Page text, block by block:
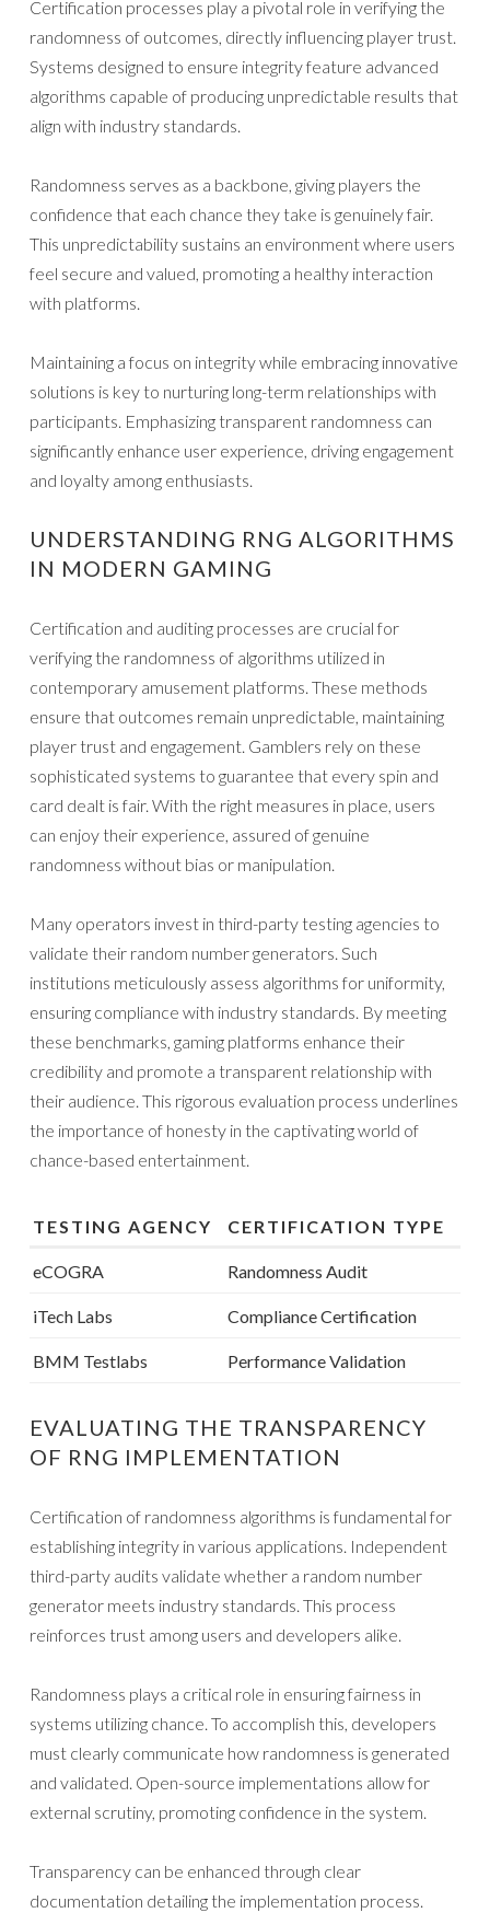
Certification processes play a pivotal role in verifying the
randomness of outcomes, directly influencing player trust.
Systems designed to ensure integrity feature advanced
algorithms capable of producing unpredictable results that
align with industry standards.
Randomness serves as a backbone, giving players the
confidence that each chance they take is genuinely fair.
This unpredictability sustains an environment where users
feel secure and valued, promoting a healthy interaction
with platforms.
Maintaining a focus on integrity while embracing innovative
solutions is key to nurturing long-term relationships with
participants. Emphasizing transparent randomness can
significantly enhance user experience, driving engagement
and loyalty among enthusiasts.
UNDERSTANDING RNG ALGORITHMS
IN MODERN GAMING
Certification and auditing processes are crucial for
verifying the randomness of algorithms utilized in
contemporary amusement platforms. These methods
ensure that outcomes remain unpredictable, maintaining
player trust and engagement. Gamblers rely on these
sophisticated systems to guarantee that every spin and
card dealt is fair. With the right measures in place, users
can enjoy their experience, assured of genuine
randomness without bias or manipulation.
Many operators invest in third-party testing agencies to
validate their random number generators. Such
institutions meticulously assess algorithms for uniformity,
ensuring compliance with industry standards. By meeting
these benchmarks, gaming platforms enhance their
credibility and promote a transparent relationship with
their audience. This rigorous evaluation process underlines
the importance of honesty in the captivating world of
chance-based entertainment.
TESTING AGENCY CERTIFICATION TYPE
eCOGRA Randomness Audit
iTech Labs Compliance Certification
BMM Testlabs Performance Validation
EVALUATING THE TRANSPARENCY
OF RNG IMPLEMENTATION
Certification of randomness algorithms is fundamental for
establishing integrity in various applications. Independent
third-party audits validate whether a random number
generator meets industry standards. This process
reinforces trust among users and developers alike.
Randomness plays a critical role in ensuring fairness in
systems utilizing chance. To accomplish this, developers
must clearly communicate how randomness is generated
and validated. Open-source implementations allow for
external scrutiny, promoting confidence in the system.
Transparency can be enhanced through clear
documentation detailing the implementation process.